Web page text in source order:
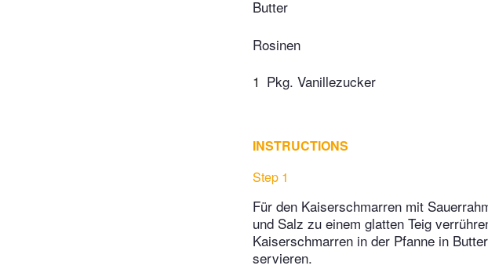
Butter
Rosinen
1 Pkg. Vanillezucker
INSTRUCTIONS
Step 1
Für den Kaiserschmarren mit
und Salz zu einem glatten Teig
Kaiserschmarren in der Pfanne in
servieren.